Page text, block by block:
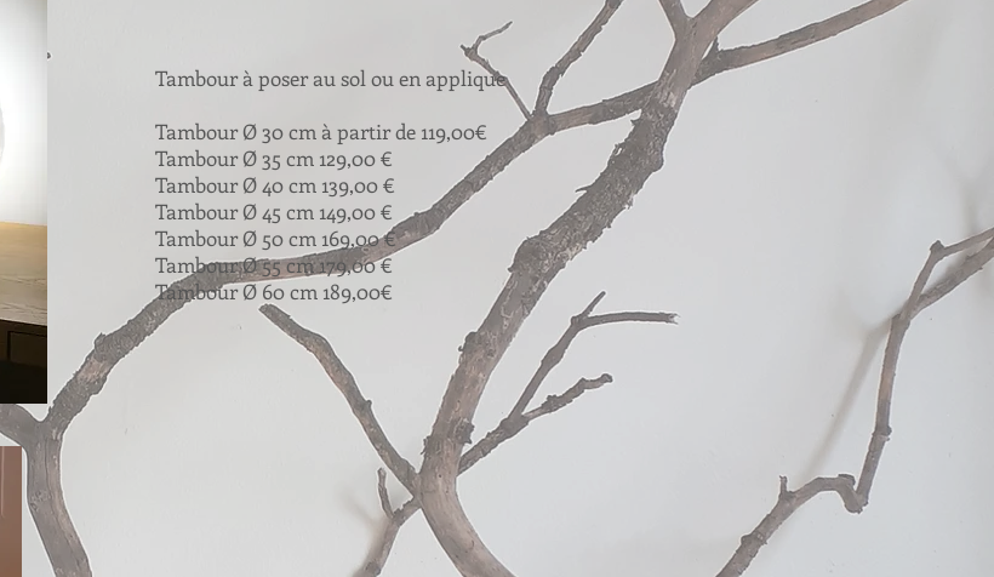
Tambour à poser au sol ou en applique
Tambour Ø 30 cm à partir de 119,00€
Tambour Ø 35 cm 129,00 €
Tambour Ø 40 cm 139,00 €
Tambour Ø 45 cm 149,00 €
Tambour Ø 50 cm 169,00 €
Tambour Ø 55 cm 179,00 €
Tambour Ø 60 cm 189,00€